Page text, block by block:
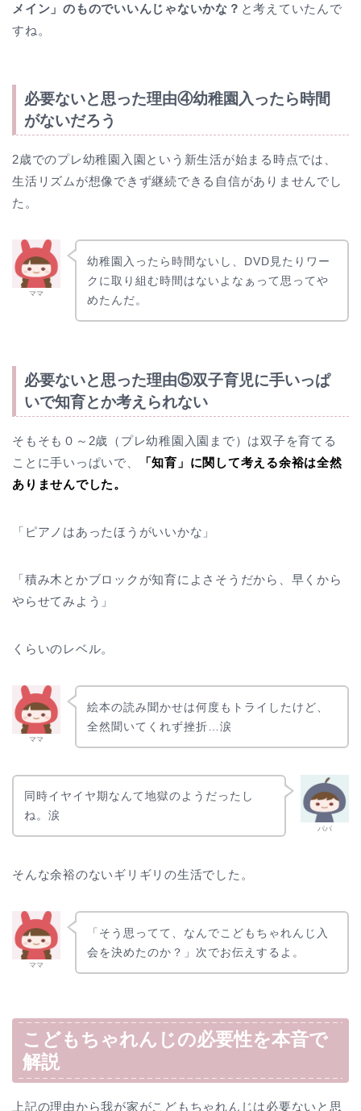
メイン」のものでいいんじゃないかな？ と考えていたんで
すね。
必要ないと思った理由④幼稚園入ったら時間
がないだろう
2歳でのプレ幼稚園入園という新生活が始まる時点では、
生活リズムが想像できず継続できる自信がありませんでし
た。
ママ
幼稚園入ったら時間ないし、DVD見たりワー
クに取り組む時間はないよなぁって思ってや
めたんだ。
必要ないと思った理由⑤双子育児に手いっぱ
いで知育とか考えられない
そもそも０～2歳（プレ幼稚園入園まで）は双子を育てる
ことに手いっぱいで、
「知育」に関して考える余裕は全然
ありませんでした。
「ピアノはあったほうがいいかな」
「積み木とかブロックが知育によさそうだから、早くから
やらせてみよう」
くらいのレベル。
ママ
絵本の読み聞かせは何度もトライしたけど、
全然聞いてくれず挫折…涙
パパ
同時イヤイヤ期なんて地獄のようだったし
ね。涙
そんな余裕のないギリギリの生活でした。
ママ
「そう思ってて、なんでこどもちゃれんじ入
会を決めたのか？」次でお伝えするよ。
こどもちゃれんじの必要性を本音で
解説
上記の理由から我が家がこどもちゃれんじは必要ないと思